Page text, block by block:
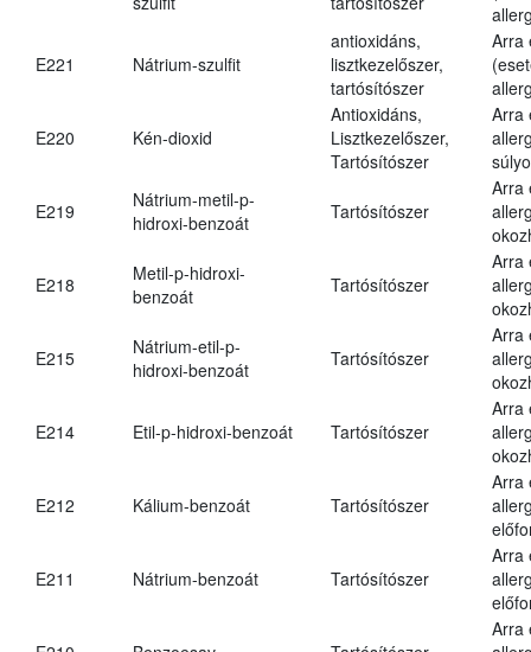
E221 Nátrium-szulfit
antioxidáns,
lisztkezelőszer,
tartósítószer
Arra
E220 Kén-dioxid
Antioxidáns,
Lisztkezelőszer,
Tartósítószer
Arra
E219
Nátrium-metil-p-
hidroxi-benzoát
Tartósítószer
Arra
E218
Metil-p-hidroxi-
benzoát
Tartósítószer
Arra
E215
Nátrium-etil-p-
hidroxi-benzoát
Tartósítószer
Arra
E214 Etil-p-hidroxi-benzoát Tartósítószer
Arra
E212 Kálium-benzoát Tartósítószer
Arra
E211 Nátrium-benzoát Tartósítószer
Arra
Arra